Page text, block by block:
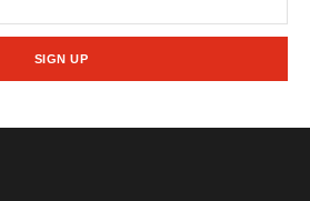
SIGN UP